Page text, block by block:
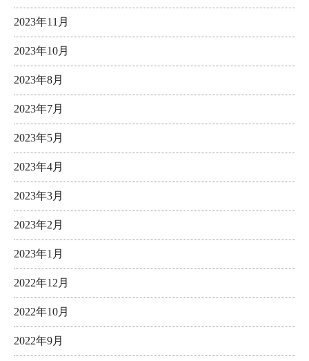
2023年11月
2023年10月
2023年8月
2023年7月
2023年5月
2023年4月
2023年3月
2023年2月
2023年1月
2022年12月
2022年10月
2022年9月